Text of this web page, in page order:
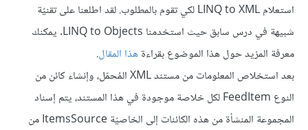
استعلام LINQ to XML لكي تقوم بالمطلوب. لقد اطلعنا على تقنيّة
شبيهة في درس سابق حيث استخدمنا LINQ to Objects. يمكنك
معرفة المزيد حول هذا الموضوع بقراءةهذا المقال.
بعد استخلاص المعلومات من مستند XML المُحمّل، وإنشاء كائن من
النوع FeedItem لكل خلاصة موجودة في هذا المستند، يتم إسناد
المجموعة المنشأة من هذه الكائنات إلى الخاصيّة ItemsSource من